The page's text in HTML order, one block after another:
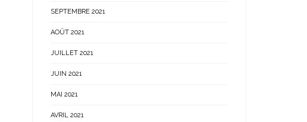
SEPTEMBRE 2021
AOÛT 2021
JUILLET 2021
JUIN 2021
MAI 2021
AVRIL 2021